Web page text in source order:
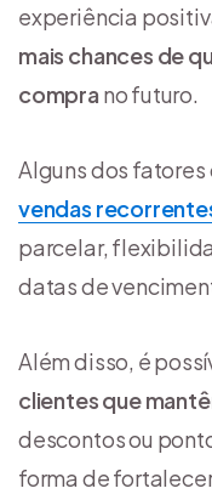
experiência
mais chances de
compra no futuro.
Alguns dos
vendas
parcelar,
datas de
Além disso, é
clientes que
descontos ou
forma de